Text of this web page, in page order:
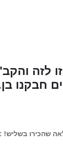
לזה
חבקנו
שהכירו בשליש!